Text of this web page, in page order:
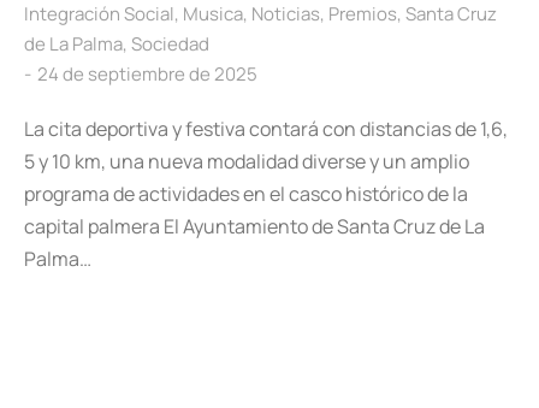
Integración Social, Musica, Noticias, Premios, Santa Cruz
de La Palma, Sociedad
24 de septiembre de 2025
La cita deportiva y festiva contará con distancias de 1,6,
5 y 10 km, una nueva modalidad diverse y un amplio
programa de actividades en el casco histórico de la
capital palmera El Ayuntamiento de Santa Cruz de La
Palma…